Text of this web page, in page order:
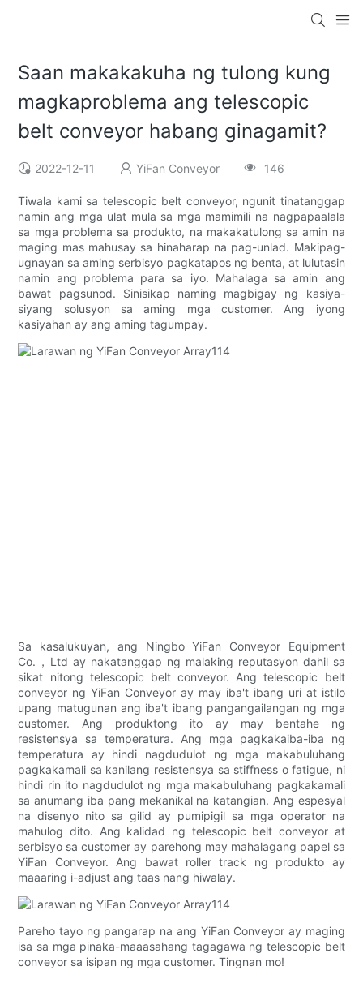
Saan makakakuha ng tulong kung
magkaproblema ang telescopic
belt conveyor habang ginagamit?
2022-12-11 YiFan Conveyor 146
Tiwala kami sa telescopic belt conveyor, ngunit tinatanggap
namin ang mga ulat mula sa mga mamimili na nagpapaalala
sa mga problema sa produkto, na makakatulong sa amin na
maging mas mahusay sa hinaharap na pag-unlad. Makipag-
ugnayan sa aming serbisyo pagkatapos ng benta, at lulutasin
namin ang problema para sa iyo. Mahalaga sa amin ang
bawat pagsunod. Sinisikap naming magbigay ng kasiya-
siyang solusyon sa aming mga customer. Ang iyong
kasiyahan ay ang aming tagumpay.
Sa kasalukuyan, ang Ningbo YiFan Conveyor Equipment
Co.，Ltd ay nakatanggap ng malaking reputasyon dahil sa
sikat nitong telescopic belt conveyor. Ang telescopic belt
conveyor ng YiFan Conveyor ay may iba't ibang uri at istilo
upang matugunan ang iba't ibang pangangailangan ng mga
customer. Ang produktong ito ay may bentahe ng
resistensya sa temperatura. Ang mga pagkakaiba-iba ng
temperatura ay hindi nagdudulot ng mga makabuluhang
pagkakamali sa kanilang resistensya sa stiffness o fatigue, ni
hindi rin ito nagdudulot ng mga makabuluhang pagkakamali
sa anumang iba pang mekanikal na katangian. Ang espesyal
na disenyo nito sa gilid ay pumipigil sa mga operator na
mahulog dito. Ang kalidad ng telescopic belt conveyor at
serbisyo sa customer ay parehong may mahalagang papel sa
YiFan Conveyor. Ang bawat roller track ng produkto ay
maaaring i-adjust ang taas nang hiwalay.
Pareho tayo ng pangarap na ang YiFan Conveyor ay maging
isa sa mga pinaka-maaasahang tagagawa ng telescopic belt
conveyor sa isipan ng mga customer. Tingnan mo!